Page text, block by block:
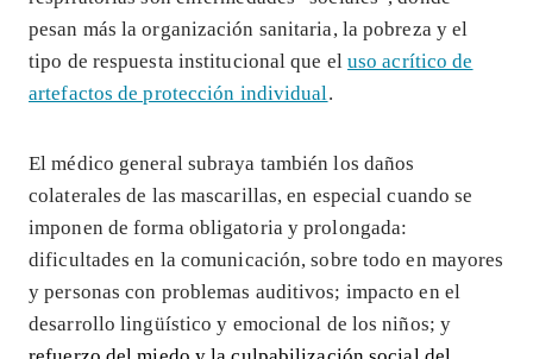
pesan más la organización sanitaria, la pobreza y el
tipo de respuesta institucional que el uso acrítico de
artefactos de protección individual .
El médico general subraya también los daños
colaterales de las mascarillas, en especial cuando se
imponen de forma obligatoria y prolongada:
dificultades en la comunicación, sobre todo en mayores
y personas con problemas auditivos; impacto en el
desarrollo lingüístico y emocional de los niños; y